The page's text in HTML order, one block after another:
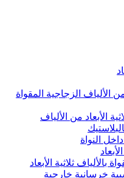
من الألياف الزجاجية المقواة
الأبعاد من الألياف
النواة
بالألياف ثلاثية الأبعاد
خرسانية خارجية